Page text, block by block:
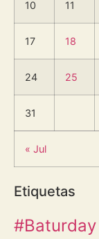
10 11
17 18
24 25
31
« Jul
Etiquetas
#Baturday